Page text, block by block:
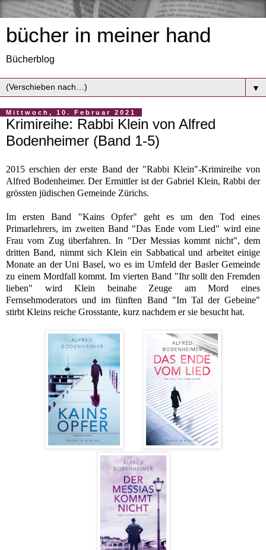
bücher in meiner hand
Bücherblog
▼
Mittwoch, 10. Februar 2021
Krimireihe: Rabbi Klein von Alfred
Bodenheimer (Band 1-5)
2015 erschien der erste Band der "Rabbi Klein"-Krimireihe von
Alfred Bodenheimer. Der Ermittler ist der Gabriel Klein, Rabbi der
grössten jüdischen Gemeinde Zürichs.
Im ersten Band "Kains Opfer" geht es um den Tod eines
Primarlehrers, im zweiten Band "Das Ende vom Lied" wird eine
Frau vom Zug überfahren. In "Der Messias kommt nicht", dem
dritten Band, nimmt sich Klein ein Sabbatical und arbeitet einige
Monate an der Uni Basel, wo es im Umfeld der Basler Gemeinde
zu einem Mordfall kommt. Im vierten Band "Ihr sollt den Fremden
lieben" wird Klein beinahe Zeuge am Mord eines
Fernsehmoderators und im fünften Band "Im Tal der Gebeine"
stirbt Kleins reiche Grosstante, kurz nachdem er sie besucht hat.